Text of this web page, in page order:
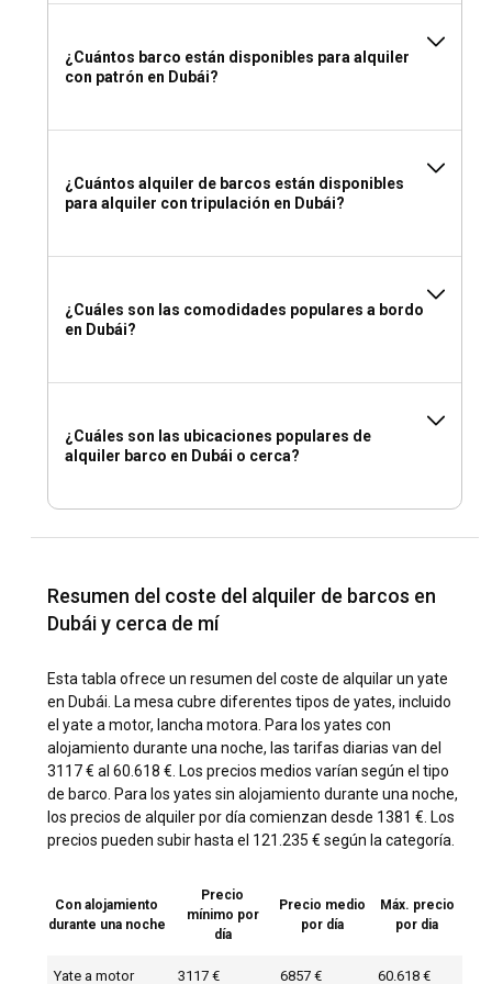
¿Cuántos barco están disponibles para alquiler
con patrón en Dubái?
¿Cuántos alquiler de barcos están disponibles
para alquiler con tripulación en Dubái?
¿Cuáles son las comodidades populares a bordo
en Dubái?
¿Cuáles son las ubicaciones populares de
alquiler barco en Dubái o cerca?
Resumen del coste del alquiler de barcos en
Dubái y cerca de mí
Esta tabla ofrece un resumen del coste de alquilar un yate
en Dubái. La mesa cubre diferentes tipos de yates, incluido
el yate a motor, lancha motora. Para los yates con
alojamiento durante una noche, las tarifas diarias van del
3117 € al 60.618 €. Los precios medios varían según el tipo
de barco. Para los yates sin alojamiento durante una noche,
los precios de alquiler por día comienzan desde 1381 €. Los
precios pueden subir hasta el 121.235 € según la categoría.
Con alojamiento
durante una noche
Precio
mínimo por
día
Precio medio
por día
Máx. precio
por dia
Yate a motor 3117 € 6857 € 60.618 €